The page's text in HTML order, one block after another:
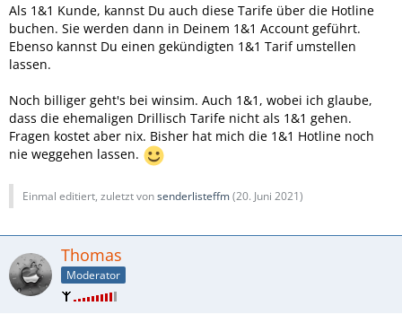
Als 1&1 Kunde, kannst Du auch diese Tarife über die Hotline
buchen. Sie werden dann in Deinem 1&1 Account geführt.
Ebenso kannst Du einen gekündigten 1&1 Tarif umstellen
lassen.
Noch billiger geht's bei winsim. Auch 1&1, wobei ich glaube,
dass die ehemaligen Drillisch Tarife nicht als 1&1 gehen.
Fragen kostet aber nix. Bisher hat mich die 1&1 Hotline noch
nie weggehen lassen.
Einmal editiert, zuletzt vonsenderlisteffm(20. Juni 2021)
Thomas
Moderator